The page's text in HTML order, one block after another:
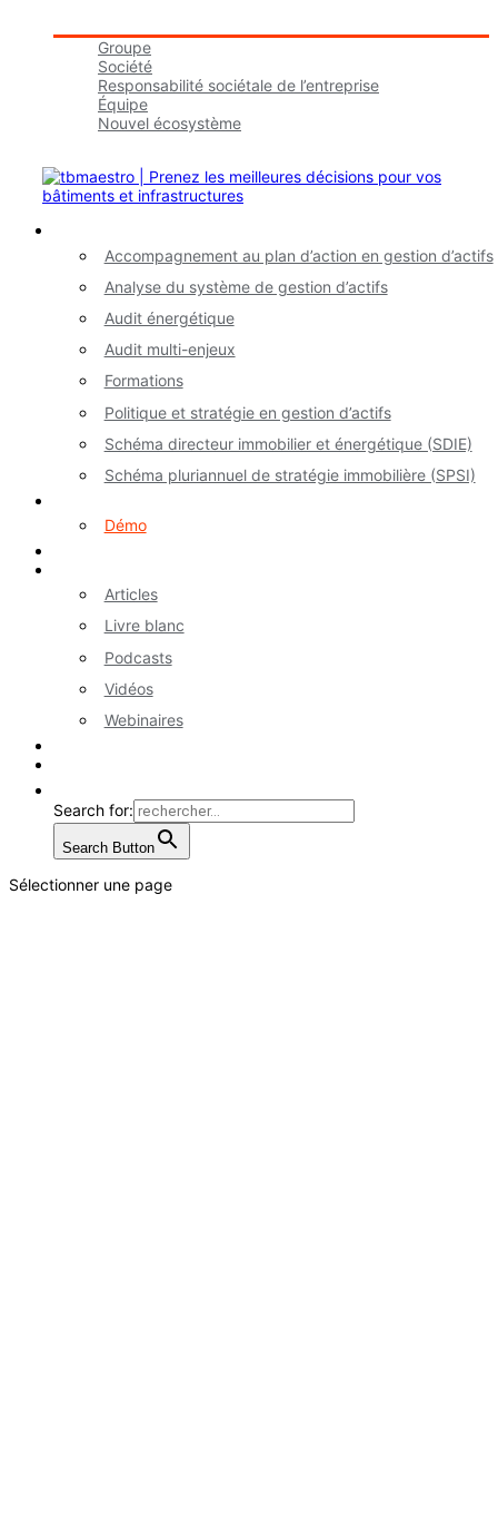
Groupe
Société
Responsabilité sociétale de l’entreprise
Équipe
Nouvel écosystème
Accompagnement au plan d’action en gestion d’actifs
Analyse du système de gestion d’actifs
Audit énergétique
Audit multi-enjeux
Formations
Politique et stratégie en gestion d’actifs
Schéma directeur immobilier et énergétique (SDIE)
Schéma pluriannuel de stratégie immobilière (SPSI)
Démo
Articles
Livre blanc
Podcasts
Vidéos
Webinaires
Search for:
Search Button
Sélectionner une page